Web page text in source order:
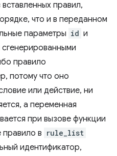
правил,
что и в переданном
параметры id и
правило
потому что оно
или действие, ни
а переменная
при вызове функции
в rule_list
идентификатор,